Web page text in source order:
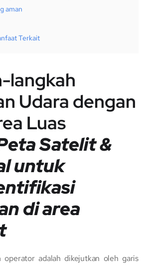
aman
Terkait
langkah
Udara dengan
Luas
Satelit &
untuk
di area
operator adalah dikejutkan oleh garis